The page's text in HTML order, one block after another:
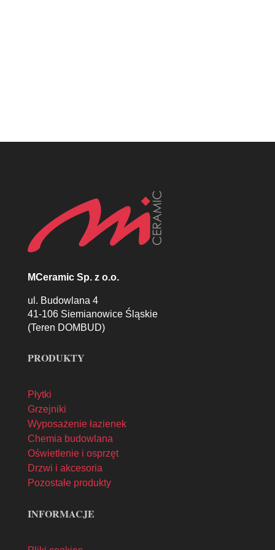
MCeramic Sp. z o.o.
ul. Budowlana 4
41-106 Siemianowice Śląskie
(Teren DOMBUD)
PRODUKTY
Płytki
Grzejniki
Wyposażenie łazienek
Chemia budowlana
Oświetlenie i osprzęt
Drzwi i akcesoria
Pozostałe produkty
INFORMACJE